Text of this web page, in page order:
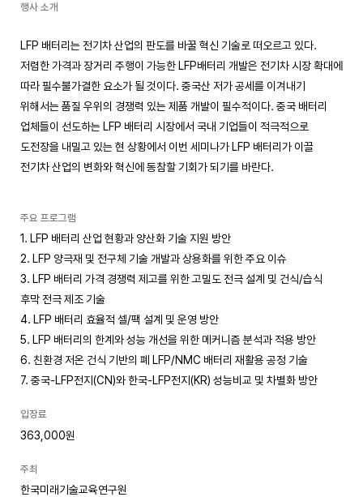
행사 소개
LFP 배터리는 전기차 산업의 판도를 바꿀 혁신 기술로 떠오르고 있다.
저렴한 가격과 장거리 주행이 가능한 LFP배터리 개발은 전기차 시장 확대에
따라 필수불가결한 요소가 될 것이다. 중국산 저가 공세를 이겨내기
위해서는 품질 우위의 경쟁력 있는 제품 개발이 필수적이다. 중국 배터리
업체들이 선도하는 LFP 배터리 시장에서 국내 기업들이 적극적으로
도전장을 내밀고 있는 현 상황에서 이번 세미나가 LFP 배터리가 이끌
전기차 산업의 변화와 혁신에 동참할 기회가 되기를 바란다.
주요 프로그램
1. LFP 배터리 산업 현황과 양산화 기술 지원 방안
2. LFP 양극재 및 전구체 기술 개발과 상용화를 위한 주요 이슈
3. LFP 배터리 가격 경쟁력 제고를 위한 고밀도 전극 설계 및 건식/습식
후막 전극 제조 기술
4. LFP 배터리 효율적 셀/팩 설계 및 운영 방안
5. LFP 배터리의 한계와 성능 개선을 위한 메커니즘 분석과 적용 방안
6. 친환경 저온 건식 기반의 폐 LFP/NMC 배터리 재활용 공정 기술
7. 중국-LFP전지(CN)와 한국-LFP전지(KR) 성능비교 및 차별화 방안
입장료
363,000원
주최
한국미래기술교육연구원